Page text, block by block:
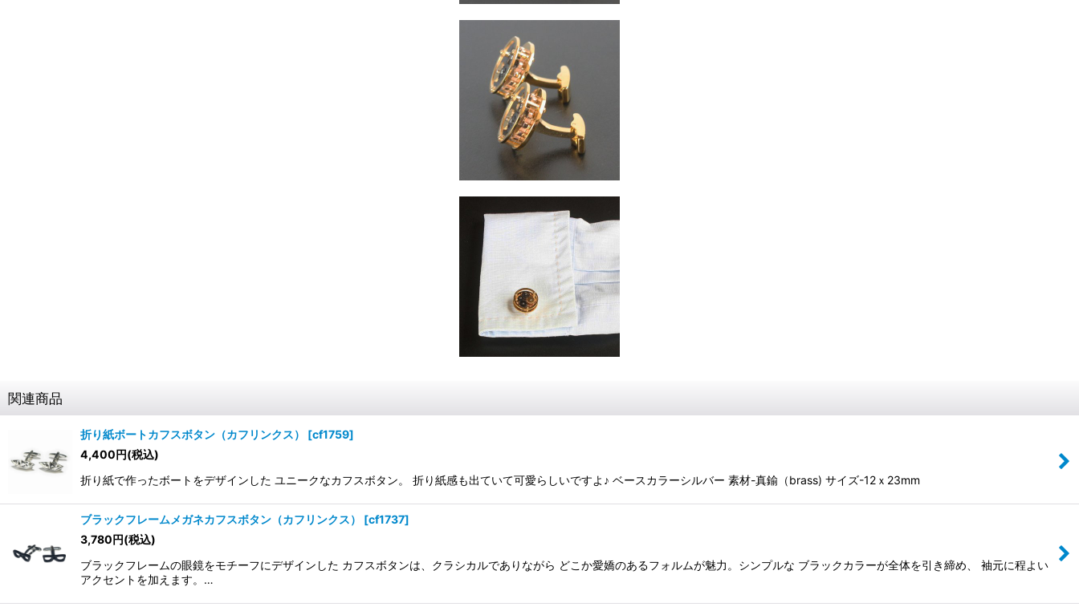
関連商品
折り紙ボートカフスボタン（カフリンクス） [cf1759]
4,400円(税込)
折り紙で作ったボートをデザインした ユニークなカフスボタン。 折り紙感も出ていて可愛らしいですよ♪ ベースカラーシルバー 素材-真鍮（brass) サイズ-12ｘ23mm
ブラックフレームメガネカフスボタン（カフリンクス） [cf1737]
3,780円(税込)
ブラックフレームの眼鏡をモチーフにデザインした カフスボタンは、クラシカルでありながら どこか愛嬌のあるフォルムが魅力。シンプルな ブラックカラーが全体を引き締め、 袖元に程よい
アクセントを加えます。…